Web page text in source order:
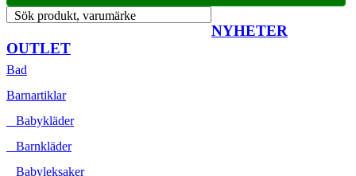
Sök produkt, varumärke
NYHETER
OUTLET
Bad
Barnartiklar
Babykläder
Barnkläder
Babyleksaker